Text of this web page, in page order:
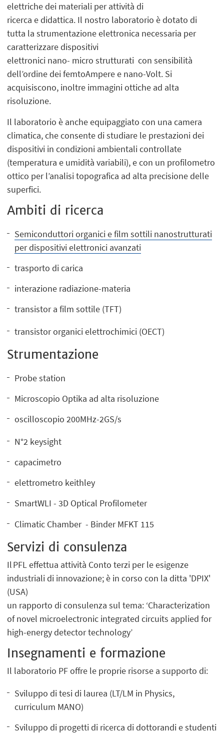
elettriche dei materiali per attività di
ricerca e didattica. Il nostro laboratorio è dotato di
tutta la strumentazione elettronica necessaria per
caratterizzare dispositivi
elettronici nano- micro strutturati con sensibilità
dell’ordine dei femtoAmpere e nano-Volt. Si
acquisiscono, inoltre immagini ottiche ad alta
risoluzione.
Il laboratorio è anche equipaggiato con una camera
climatica, che consente di studiare le prestazioni dei
dispositivi in condizioni ambientali controllate
(temperatura e umidità variabili), e con un profilometro
ottico per l’analisi topografica ad alta precisione delle
superfici.
Ambiti di ricerca
Semiconduttori organici e film sottili nanostrutturati
per dispositivi elettronici avanzati
trasporto di carica
interazione radiazione-materia
transistor a film sottile (TFT)
transistor organici elettrochimici (OECT)
Strumentazione
Probe station
Microscopio Optika ad alta risoluzione
oscilloscopio 200MHz-2GS/s
N°2 keysight
capacimetro
elettrometro keithley
SmartWLI - 3D Optical Profilometer​
Climatic Chamber - Binder MFKT 115
Servizi di consulenza
Il PFL effettua attività Conto terzi per le esigenze
industriali di innovazione; è in corso con la ditta 'DPIX'
(USA)
un rapporto di consulenza sul tema: ‘Characterization
of novel microelectronic integrated circuits applied for
high-energy detector technology’
Insegnamenti e formazione
Il laboratorio PF offre le proprie risorse a supporto di:
Sviluppo di tesi di laurea (LT/LM in Physics,
curriculum MANO)
Sviluppo di progetti di ricerca di dottorandi e studenti